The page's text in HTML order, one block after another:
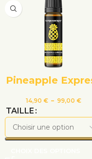
Pineapple
14,90 € – 99,00 €
TAILLE